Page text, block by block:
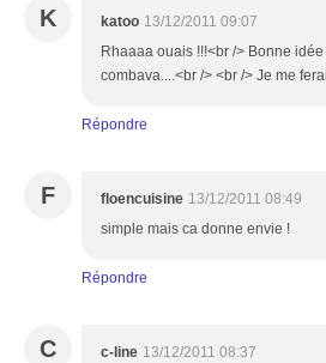
K katoo 13/12/2011 09:07
Rhaaaa ouais !!!<br /> Bonne
combava....<br /> <br /> Je me
Répondre
F floencuisine 13/12/2011 08:49
simple mais ca donne envie !
Répondre
C c-line 13/12/2011 08:37